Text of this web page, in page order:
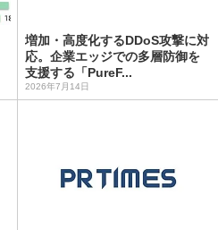
増加・高度化するDDoS攻撃に対
応。企業エッジでの多層防御を
支援する「PureF...
2026年7月14日